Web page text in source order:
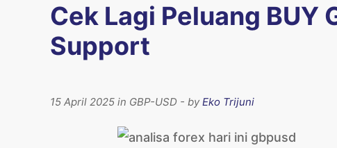
Cek Lagi Peluang BUY
Support
15 April 2025 in GBP-USD - byEko Trijuni